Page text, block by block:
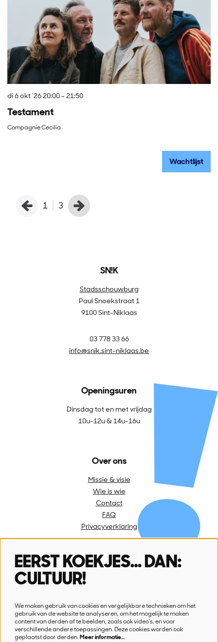
Testament
Compagnie Cecilia
di 6 okt '2620:00 - 21:50
Wachtlijst
1 3
SN!K
Stadsschouwburg
Paul Snoekstraat 1
9100 Sint-Niklaas
03 778 33 66
info@snik.sint-niklaas.be
Openingsuren
Dinsdag tot en met vrijdag
10u-12u & 14u-16u
Over ons
Missie & visie
Wie is wie
Contact
FAQ
Privacyverklaring
Volg ons
Schrijf je in voor onze nieuwsbrief
EERST KOEKJES… DAN:
CULTUUR!
We maken gebruik van cookies en vergelijkbare technieken om het
gebruik van de website te analyseren, om het mogelijk te maken
content van derden af te beelden, zoals ook video’s, en voor
verschillende andere toepassingen. Deze cookies worden ook
geplaatst door derden.Meer informatie…